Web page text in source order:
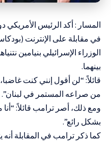
المسار : أكد الرئيس الأمريكي
في مقابلة على ​الإنترنت
الوزراء الإسرائيلي بنيامين
بينهما.
قائلاً: “لن أقول إنني كنت
من صراعه المستمر في لبنان”.
ومع ذلك، أصر ترامب قائلاً:
بشكل رائع”.
كما ذكر ترامب في المقابلة أنه